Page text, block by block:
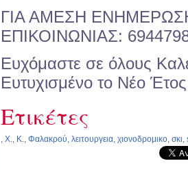
ΓΙΑ ΑΜΕΣΗ
ΕΠΙΚΟΙΝΩΝΙΑΣ:
Ευχόμαστε σε όλους
Ευτυχισμένο το Νέο Έτος
Ετικέτες
, Χ., Κ., Φαλακρού, λειτουργεια, χιονοδρομικο, σκι,